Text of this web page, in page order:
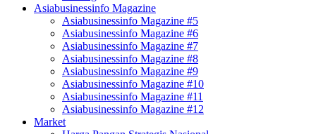
Asiabusinessinfo Magazine
Asiabusinessinfo Magazine #5
Asiabusinessinfo Magazine #6
Asiabusinessinfo Magazine #7
Asiabusinessinfo Magazine #8
Asiabusinessinfo Magazine #9
Asiabusinessinfo Magazine #10
Asiabusinessinfo Magazine #11
Asiabusinessinfo Magazine #12
Market